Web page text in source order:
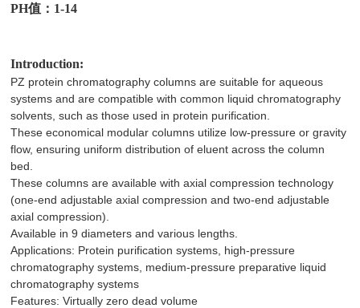
PH值：1-14
Introduction:
PZ protein chromatography columns are suitable for aqueous
systems and are compatible with common liquid chromatography
solvents, such as those used in protein purification.
These economical modular columns utilize low-pressure or gravity
flow, ensuring uniform distribution of eluent across the column
bed.
These columns are available with axial compression technology
(one-end adjustable axial compression and two-end adjustable
axial compression).
Available in 9 diameters and various lengths.
Applications: Protein purification systems, high-pressure
chromatography systems, medium-pressure preparative liquid
chromatography systems
Features: Virtually zero dead volume